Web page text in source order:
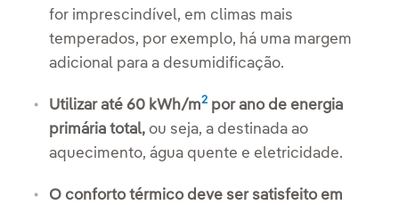
for imprescindível, em climas mais
temperados, por exemplo, há uma margem
adicional para a desumidificação.
Utilizar até 60 kWh/m2 por ano de energia
primária total, ou seja, a destinada ao
aquecimento, água quente e eletricidade.
O conforto térmico deve ser satisfeito em